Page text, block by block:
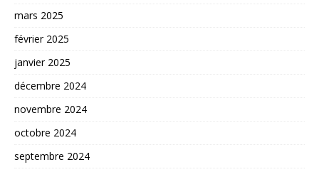
mars 2025
février 2025
janvier 2025
décembre 2024
novembre 2024
octobre 2024
septembre 2024